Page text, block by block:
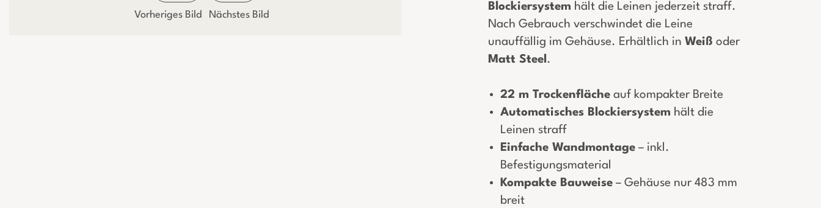
Vorheriges Bild Nächstes Bild
Blockiersystem hält die Leinen jederzeit straff.
Nach Gebrauch verschwindet die Leine
unauffällig im Gehäuse. Erhältlich in Weiß oder
Matt Steel.
22 m Trockenfläche auf kompakter Breite
Automatisches Blockiersystem hält die
Leinen straff
Einfache Wandmontage – inkl.
Befestigungsmaterial
Kompakte Bauweise – Gehäuse nur 483 mm
breit